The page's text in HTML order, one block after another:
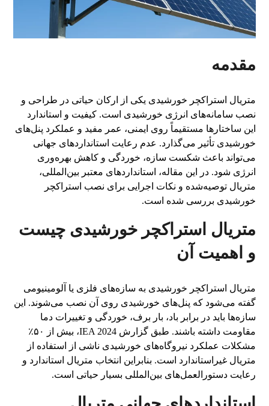
مقدمه
متریال استراکچر خورشیدی یکی از ارکان حیاتی در طراحی و
نصب سامانه‌های انرژی خورشیدی است. کیفیت و استاندارد
این ساختارها مستقیماً روی ایمنی، عمر مفید و عملکرد پنل‌های
خورشیدی تأثیر می‌گذارد. عدم رعایت استانداردهای جهانی
می‌تواند باعث شکست سازه، خوردگی و کاهش بهره‌وری
انرژی شود. در این مقاله، استانداردهای معتبر بین‌المللی،
متریال توصیه‌شده و نکات اجرایی برای نصب استراکچر
خورشیدی بررسی شده است.
متریال استراکچر خورشیدی چیست
و اهمیت آن
متریال استراکچر خورشیدی به سازه‌های فلزی یا آلومینیومی
گفته می‌شود که پنل‌های خورشیدی روی آن نصب می‌شوند. این
سازه‌ها باید در برابر باد، بار برف، خوردگی و تغییرات دما
مقاومت داشته باشند. طبق گزارش IEA 2024، بیش از ۵۰٪
مشکلات عملکرد نیروگاه‌های خورشیدی ناشی از استفاده از
متریال غیراستاندارد است. بنابراین انتخاب متریال استاندارد و
رعایت دستورالعمل‌های بین‌المللی بسیار حیاتی است.